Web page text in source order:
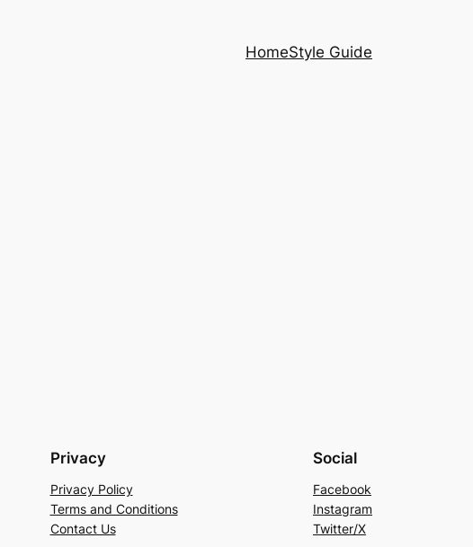
HomeStyle Guide
Privacy
Privacy Policy
Terms and Conditions
Contact Us
Social
Facebook
Instagram
Twitter/X